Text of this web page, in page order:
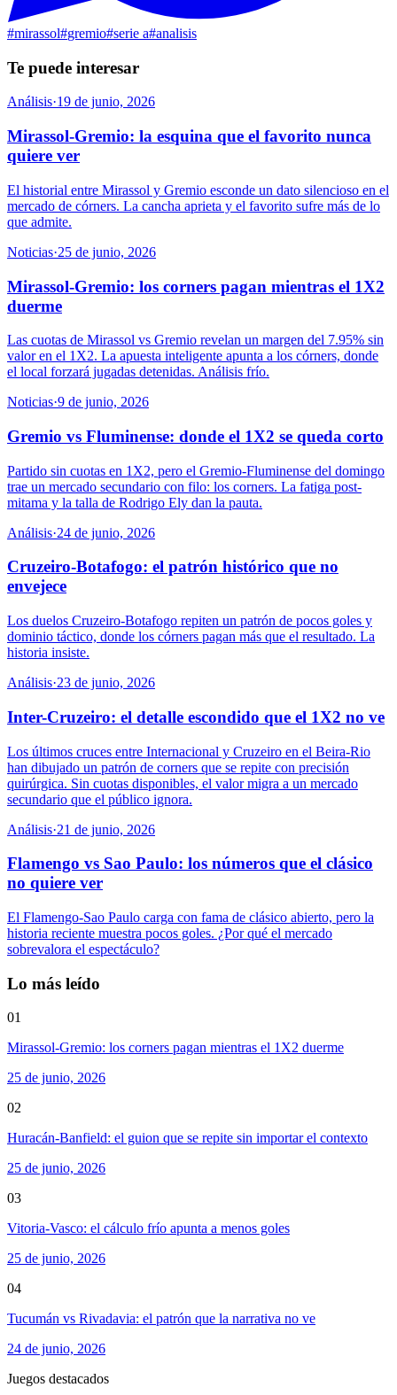
#mirassol#gremio#serie a#analisis
Te puede interesar
Análisis·19 de junio, 2026
Mirassol-Gremio: la esquina que el favorito nunca
quiere ver
El historial entre Mirassol y Gremio esconde un dato silencioso en el
mercado de córners. La cancha aprieta y el favorito sufre más de lo
que admite.
Noticias·25 de junio, 2026
Mirassol-Gremio: los corners pagan mientras el 1X2
duerme
Las cuotas de Mirassol vs Gremio revelan un margen del 7.95% sin
valor en el 1X2. La apuesta inteligente apunta a los córners, donde
el local forzará jugadas detenidas. Análisis frío.
Noticias·9 de junio, 2026
Gremio vs Fluminense: donde el 1X2 se queda corto
Partido sin cuotas en 1X2, pero el Gremio-Fluminense del domingo
trae un mercado secundario con filo: los corners. La fatiga post-
mitama y la talla de Rodrigo Ely dan la pauta.
Análisis·24 de junio, 2026
Cruzeiro-Botafogo: el patrón histórico que no
envejece
Los duelos Cruzeiro-Botafogo repiten un patrón de pocos goles y
dominio táctico, donde los córners pagan más que el resultado. La
historia insiste.
Análisis·23 de junio, 2026
Inter-Cruzeiro: el detalle escondido que el 1X2 no ve
Los últimos cruces entre Internacional y Cruzeiro en el Beira-Rio
han dibujado un patrón de corners que se repite con precisión
quirúrgica. Sin cuotas disponibles, el valor migra a un mercado
secundario que el público ignora.
Análisis·21 de junio, 2026
Flamengo vs Sao Paulo: los números que el clásico
no quiere ver
El Flamengo-Sao Paulo carga con fama de clásico abierto, pero la
historia reciente muestra pocos goles. ¿Por qué el mercado
sobrevalora el espectáculo?
Lo más leído
01
Mirassol-Gremio: los corners pagan mientras el 1X2 duerme
25 de junio, 2026
02
Huracán-Banfield: el guion que se repite sin importar el contexto
25 de junio, 2026
03
Vitoria-Vasco: el cálculo frío apunta a menos goles
25 de junio, 2026
04
Tucumán vs Rivadavia: el patrón que la narrativa no ve
24 de junio, 2026
Juegos destacados